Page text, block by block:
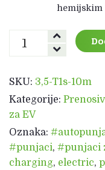
hemijskim
Punjač
1
kW-
J1772
Silver
10m
količina
SKU: 3,5-T1s-10m
Kategorije:
za EV
Oznaka:
#punjaci, #punjaci
charging, electric,